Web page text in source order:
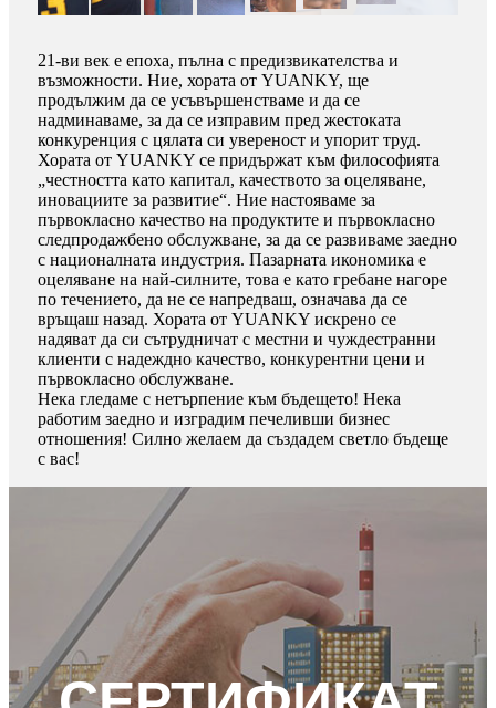
21-ви век е епоха, пълна с предизвикателства и
възможности. Ние, хората от YUANKY, ще
продължим да се усъвършенстваме и да се
надминаваме, за да се изправим пред жестоката
конкуренция с цялата си увереност и упорит труд.
Хората от YUANKY се придържат към философията
„честността като капитал, качеството за оцеляване,
иновациите за развитие“. Ние настояваме за
първокласно качество на продуктите и първокласно
следпродажбено обслужване, за да се развиваме заедно
с националната индустрия. Пазарната икономика е
оцеляване на най-силните, това е като гребане нагоре
по течението, да не се напредваш, означава да се
връщаш назад. Хората от YUANKY искрено се
надяват да си сътрудничат с местни и чуждестранни
клиенти с надеждно качество, конкурентни цени и
първокласно обслужване.
Нека гледаме с нетърпение към бъдещето! Нека
работим заедно и изградим печеливши бизнес
отношения! Силно желаем да създадем светло бъдеще
с вас!